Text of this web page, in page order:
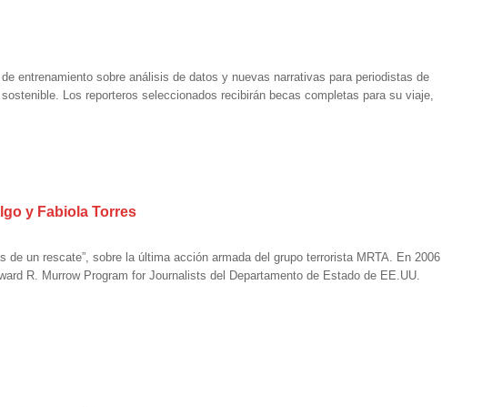
entrenamiento sobre análisis de datos y nuevas narrativas para periodistas de
Los reporteros seleccionados recibirán becas completas para su viaje,
y Fabiola Torres
un rescate”, sobre la última acción armada del grupo terrorista MRTA. En 2006
R. Murrow Program for Journalists del Departamento de Estado de EE.UU.